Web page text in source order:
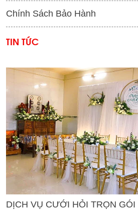
Chính Sách Bảo Hành
TIN TỨC
'
DỊCH VỤ CƯỚI HỎI TRỌN GÓI